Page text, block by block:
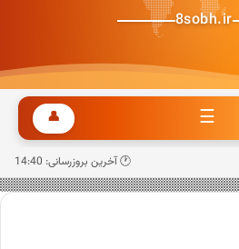
8sobh.ir
☰
👤
🕐 آخرین بروزرسانی: 14:40